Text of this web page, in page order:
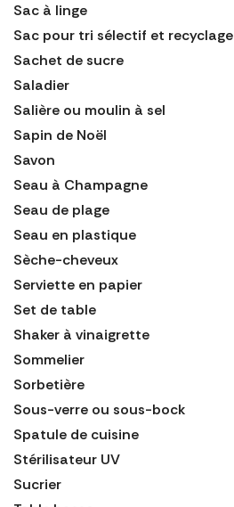
Sac à linge
Sac pour tri sélectif et recyclage
Sachet de sucre
Saladier
Salière ou moulin à sel
Sapin de Noël
Savon
Seau à Champagne
Seau de plage
Seau en plastique
Sèche-cheveux
Serviette en papier
Set de table
Shaker à vinaigrette
Sommelier
Sorbetière
Sous-verre ou sous-bock
Spatule de cuisine
Stérilisateur UV
Sucrier